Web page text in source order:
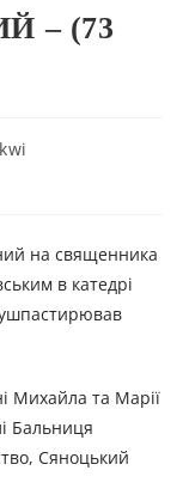
– (73
на священника
в катедрі
Михайла та Марії
Бальниця
Сяноцький